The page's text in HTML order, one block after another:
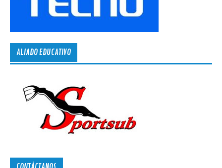
ALIADO EDUCATIVO